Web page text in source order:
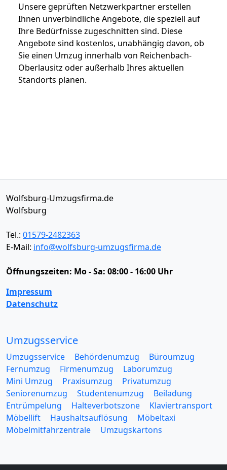
Unsere geprüften Netzwerkpartner erstellen
Ihnen unverbindliche Angebote, die speziell auf
Ihre Bedürfnisse zugeschnitten sind. Diese
Angebote sind kostenlos, unabhängig davon, ob
Sie einen Umzug innerhalb von Reichenbach-
Oberlausitz oder außerhalb Ihres aktuellen
Standorts planen.
Wolfsburg-Umzugsfirma.de
Wolfsburg
Tel.: 01579-2482363
E-Mail: info@wolfsburg-umzugsfirma.de
Öffnungszeiten: Mo - Sa: 08:00 - 16:00 Uhr
Impressum
Datenschutz
Umzugsservice
Umzugsservice Behördenumzug
Büroumzug
Fernumzug
Firmenumzug
Laborumzug
Mini Umzug
Praxisumzug
Privatumzug
Seniorenumzug
Studentenumzug
Beiladung
Entrümpelung
Halteverbotszone
Klaviertransport
Möbellift
Haushaltsauflösung
Möbeltaxi
Möbelmitfahrzentrale
Umzugskartons